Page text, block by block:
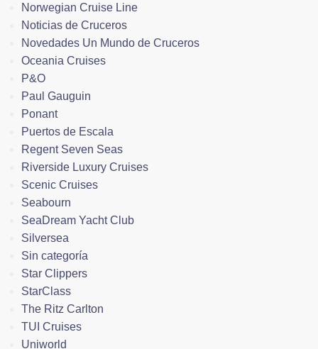
Norwegian Cruise Line
Noticias de Cruceros
Novedades Un Mundo de Cruceros
Oceania Cruises
P&O
Paul Gauguin
Ponant
Puertos de Escala
Regent Seven Seas
Riverside Luxury Cruises
Scenic Cruises
Seabourn
SeaDream Yacht Club
Silversea
Sin categoría
Star Clippers
StarClass
The Ritz Carlton
TUI Cruises
Uniworld